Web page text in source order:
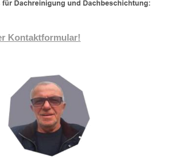
Kontaktformular!